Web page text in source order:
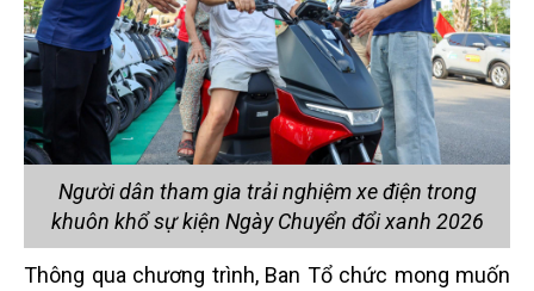
Người dân tham gia trải nghiệm xe điện trong
khuôn khổ sự kiện Ngày Chuyển đổi xanh 2026
Thông qua chương trình, Ban Tổ chức mong muốn